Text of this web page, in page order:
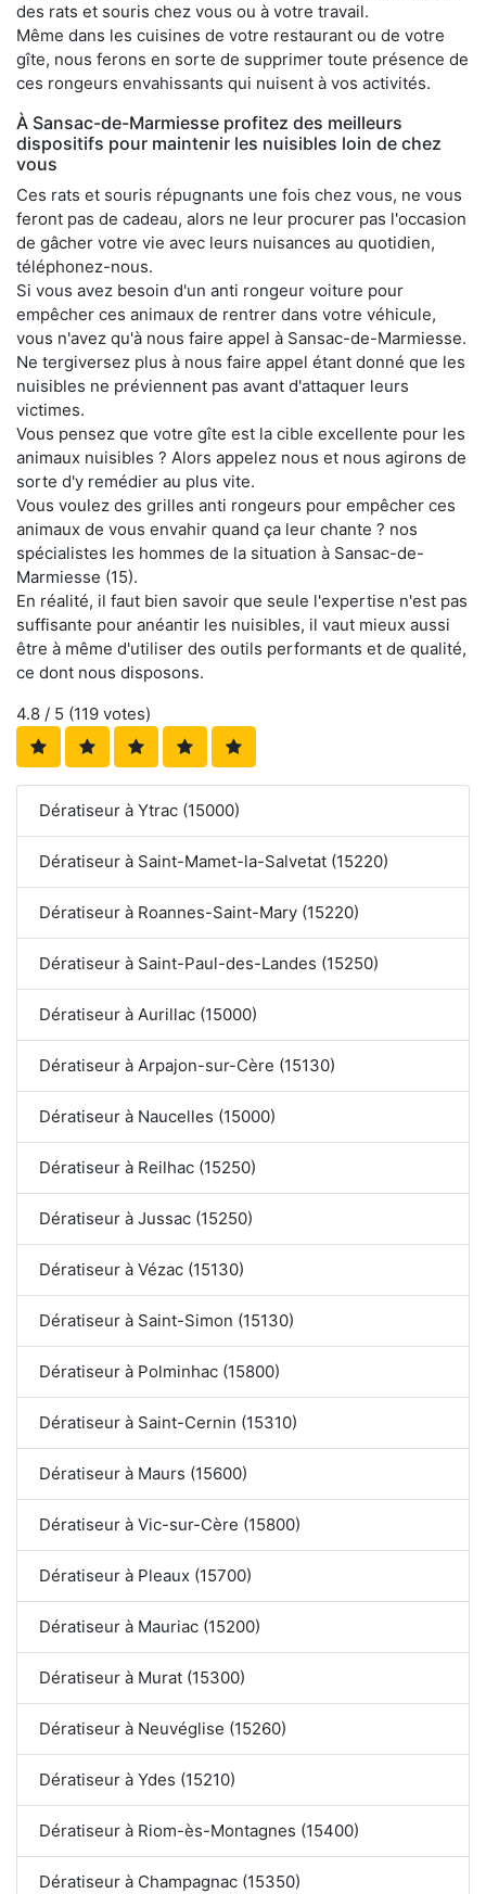
des rats et souris chez vous ou à votre travail.
Même dans les cuisines de votre restaurant ou de votre
gîte, nous ferons en sorte de supprimer toute présence de
ces rongeurs envahissants qui nuisent à vos activités.
À Sansac-de-Marmiesse profitez des meilleurs
dispositifs pour maintenir les nuisibles loin de chez
vous
Ces rats et souris répugnants une fois chez vous, ne vous
feront pas de cadeau, alors ne leur procurer pas l'occasion
de gâcher votre vie avec leurs nuisances au quotidien,
téléphonez-nous.
Si vous avez besoin d'un anti rongeur voiture pour
empêcher ces animaux de rentrer dans votre véhicule,
vous n'avez qu'à nous faire appel à Sansac-de-Marmiesse.
Ne tergiversez plus à nous faire appel étant donné que les
nuisibles ne préviennent pas avant d'attaquer leurs
victimes.
Vous pensez que votre gîte est la cible excellente pour les
animaux nuisibles ? Alors appelez nous et nous agirons de
sorte d'y remédier au plus vite.
Vous voulez des grilles anti rongeurs pour empêcher ces
animaux de vous envahir quand ça leur chante ? nos
spécialistes les hommes de la situation à Sansac-de-
Marmiesse (15).
En réalité, il faut bien savoir que seule l'expertise n'est pas
suffisante pour anéantir les nuisibles, il vaut mieux aussi
être à même d'utiliser des outils performants et de qualité,
ce dont nous disposons.
4.8 / 5 (119 votes)
Dératiseur à Ytrac (15000)
Dératiseur à Saint-Mamet-la-Salvetat (15220)
Dératiseur à Roannes-Saint-Mary (15220)
Dératiseur à Saint-Paul-des-Landes (15250)
Dératiseur à Aurillac (15000)
Dératiseur à Arpajon-sur-Cère (15130)
Dératiseur à Naucelles (15000)
Dératiseur à Reilhac (15250)
Dératiseur à Jussac (15250)
Dératiseur à Vézac (15130)
Dératiseur à Saint-Simon (15130)
Dératiseur à Polminhac (15800)
Dératiseur à Saint-Cernin (15310)
Dératiseur à Maurs (15600)
Dératiseur à Vic-sur-Cère (15800)
Dératiseur à Pleaux (15700)
Dératiseur à Mauriac (15200)
Dératiseur à Murat (15300)
Dératiseur à Neuvéglise (15260)
Dératiseur à Ydes (15210)
Dératiseur à Riom-ès-Montagnes (15400)
Dératiseur à Champagnac (15350)